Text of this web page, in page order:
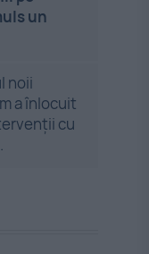
un
noii
a înlocuit
cu